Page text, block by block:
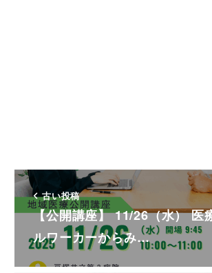
古い投稿
【公開講座】 11/26（水） 医
ルワーカーからみ…